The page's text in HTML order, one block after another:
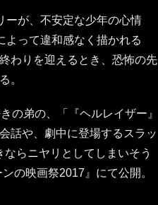
ーが、不安定な少年の心情
よって違和感なく描かれる
わりを迎えるとき、恐怖の先
。
の弟の、「『ヘルレイザー』
話や、劇中に登場するスラッ
らニヤリとしてしまいそう
の映画祭2017』にて公開。